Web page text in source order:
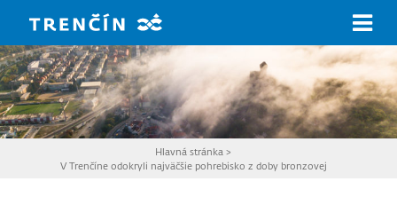
Hlavná stránka >
V Trenčíne odokryli najväčšie pohrebisko z doby bronzovej